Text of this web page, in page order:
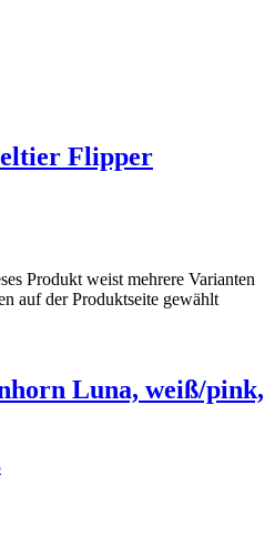
Flipper
Produkt weist mehrere Varianten
auf der Produktseite gewählt
Luna, weiß/pink,